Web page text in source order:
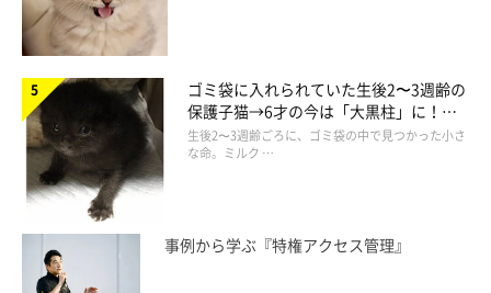
ゴミ袋に入れられていた生後2〜3週齢の
保護子猫→6才の今は「大黒柱」に！
美しい黒猫に成長した姿にグッとくる
生後2〜3週齢ごろに、ゴミ袋の中で見つかった小さ
な命。ミルク …
事例から学ぶ『特権アクセス管理』